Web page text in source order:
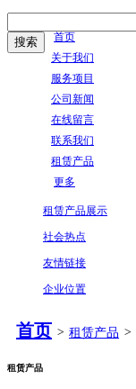
首页
关于我们
服务项目
公司新闻
在线留言
联系我们
租赁产品
更多
租赁产品展示
社会热点
友情链接
企业位置
首页 > 租赁产品 >
租赁产品